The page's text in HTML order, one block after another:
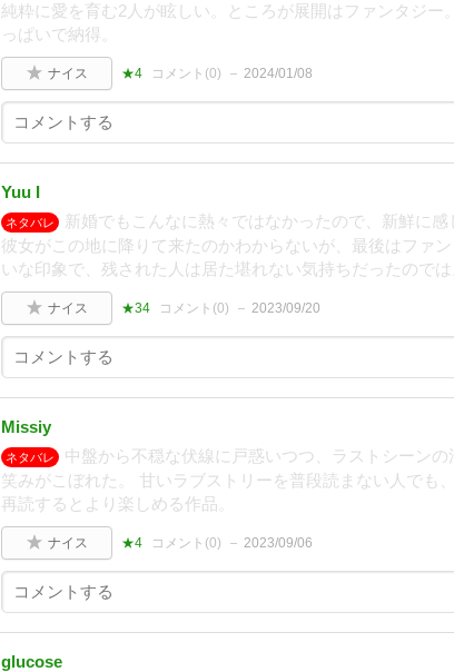
純粋に愛を育む2人が眩しい。ところが展開はファンタジー
っぱいで納得。
ナイス ★4 コメント(0) 2024/01/08
Yuu I
ネタバレ
新婚でもこんなに熱々ではなかったので、新鮮に
彼女がこの地に降りて来たのかわからないが、最後はファ
いな印象で、残された人は居た堪れない気持ちだったのでは
ナイス ★34 コメント(0) 2023/09/20
Missiy
ネタバレ
中盤から不穏な伏線に戸惑いつつ、ラストシーン
笑みがこぼれた。 甘いラブストリーを普段読まない人でも
再読するとより楽しめる作品。
ナイス ★4 コメント(0) 2023/09/06
glucose